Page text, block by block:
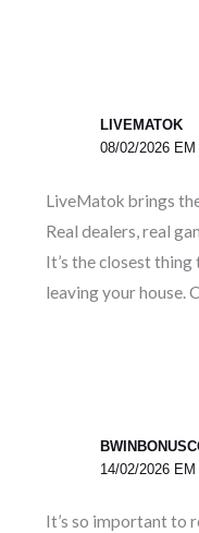
LIVEMATOK
08/02/2026 EM
LiveMatok brings
Real dealers, real
It’s the closest
leaving your house.
14/02/2026
It’s so important to